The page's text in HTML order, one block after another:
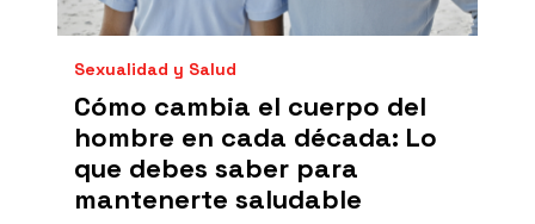
Sexualidad y Salud
Cómo cambia el cuerpo del
hombre en cada década: Lo
que debes saber para
mantenerte saludable